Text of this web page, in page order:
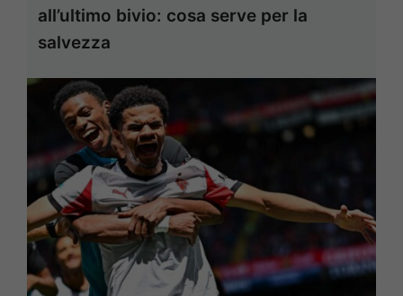
all’ultimo bivio: cosa serve per la
salvezza